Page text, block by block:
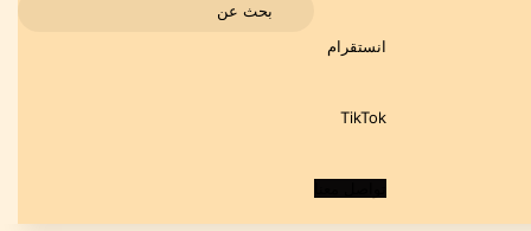
انستقرام
‫TikTok
بحث